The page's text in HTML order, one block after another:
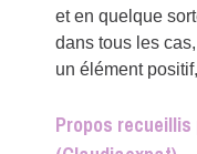
et en quelque
dans tous les
un élément
Propos recueillis